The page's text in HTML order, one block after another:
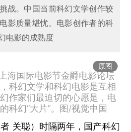
战。中国当前科幻文学创作较
影质量堪忧。电影创作者的科
电影的成熟度
原图
海国际电影节金爵电影论坛
科幻文学和科幻电影是互相
作家们最迫切的心愿是，电
科幻“大片”。图/视觉中国
关聪） 时隔两年，国产科幻